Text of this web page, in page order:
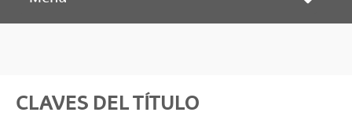
CLAVES DEL TÍTULO